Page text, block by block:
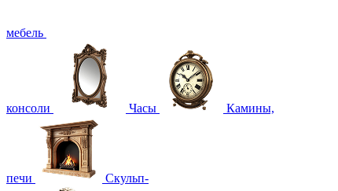
мебель
консоли Часы Камины,
печи Скульп-